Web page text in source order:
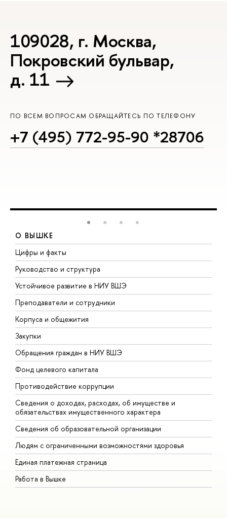
109028, г. Москва,
Покровский бульвар,
д. 11
ПО ВСЕМ ВОПРОСАМ ОБРАЩАЙТЕСЬ ПО ТЕЛЕФОНУ
+7 (495) 772-95-90 *28706
О ВЫШКЕ
Цифры и факты
Руководство и структура
Устойчивое развитие в НИУ ВШЭ
Преподаватели и сотрудники
Корпуса и общежития
Закупки
Обращения граждан в НИУ ВШЭ
Фонд целевого капитала
Противодействие коррупции
Сведения о доходах, расходах, об имуществе и
обязательствах имущественного характера
Сведения об образовательной организации
Людям с ограниченными возможностями здоровья
Единая платежная страница
Работа в Вышке